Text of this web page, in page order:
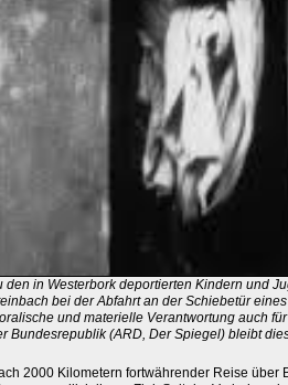
den in Westerbork deportierten Kindern und
bei der Abfahrt an der Schiebetür
und materielle Verantwortung auch
Bundesrepublik (ARD, Der Spiegel) bleibt
2000 Kilometern fortwährender Reise